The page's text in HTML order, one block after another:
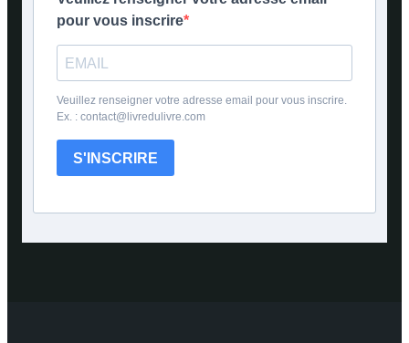
pour vous inscrire
Veuillez renseigner votre adresse email pour vous inscrire.
Ex. : contact@livredulivre.com
S'INSCRIRE